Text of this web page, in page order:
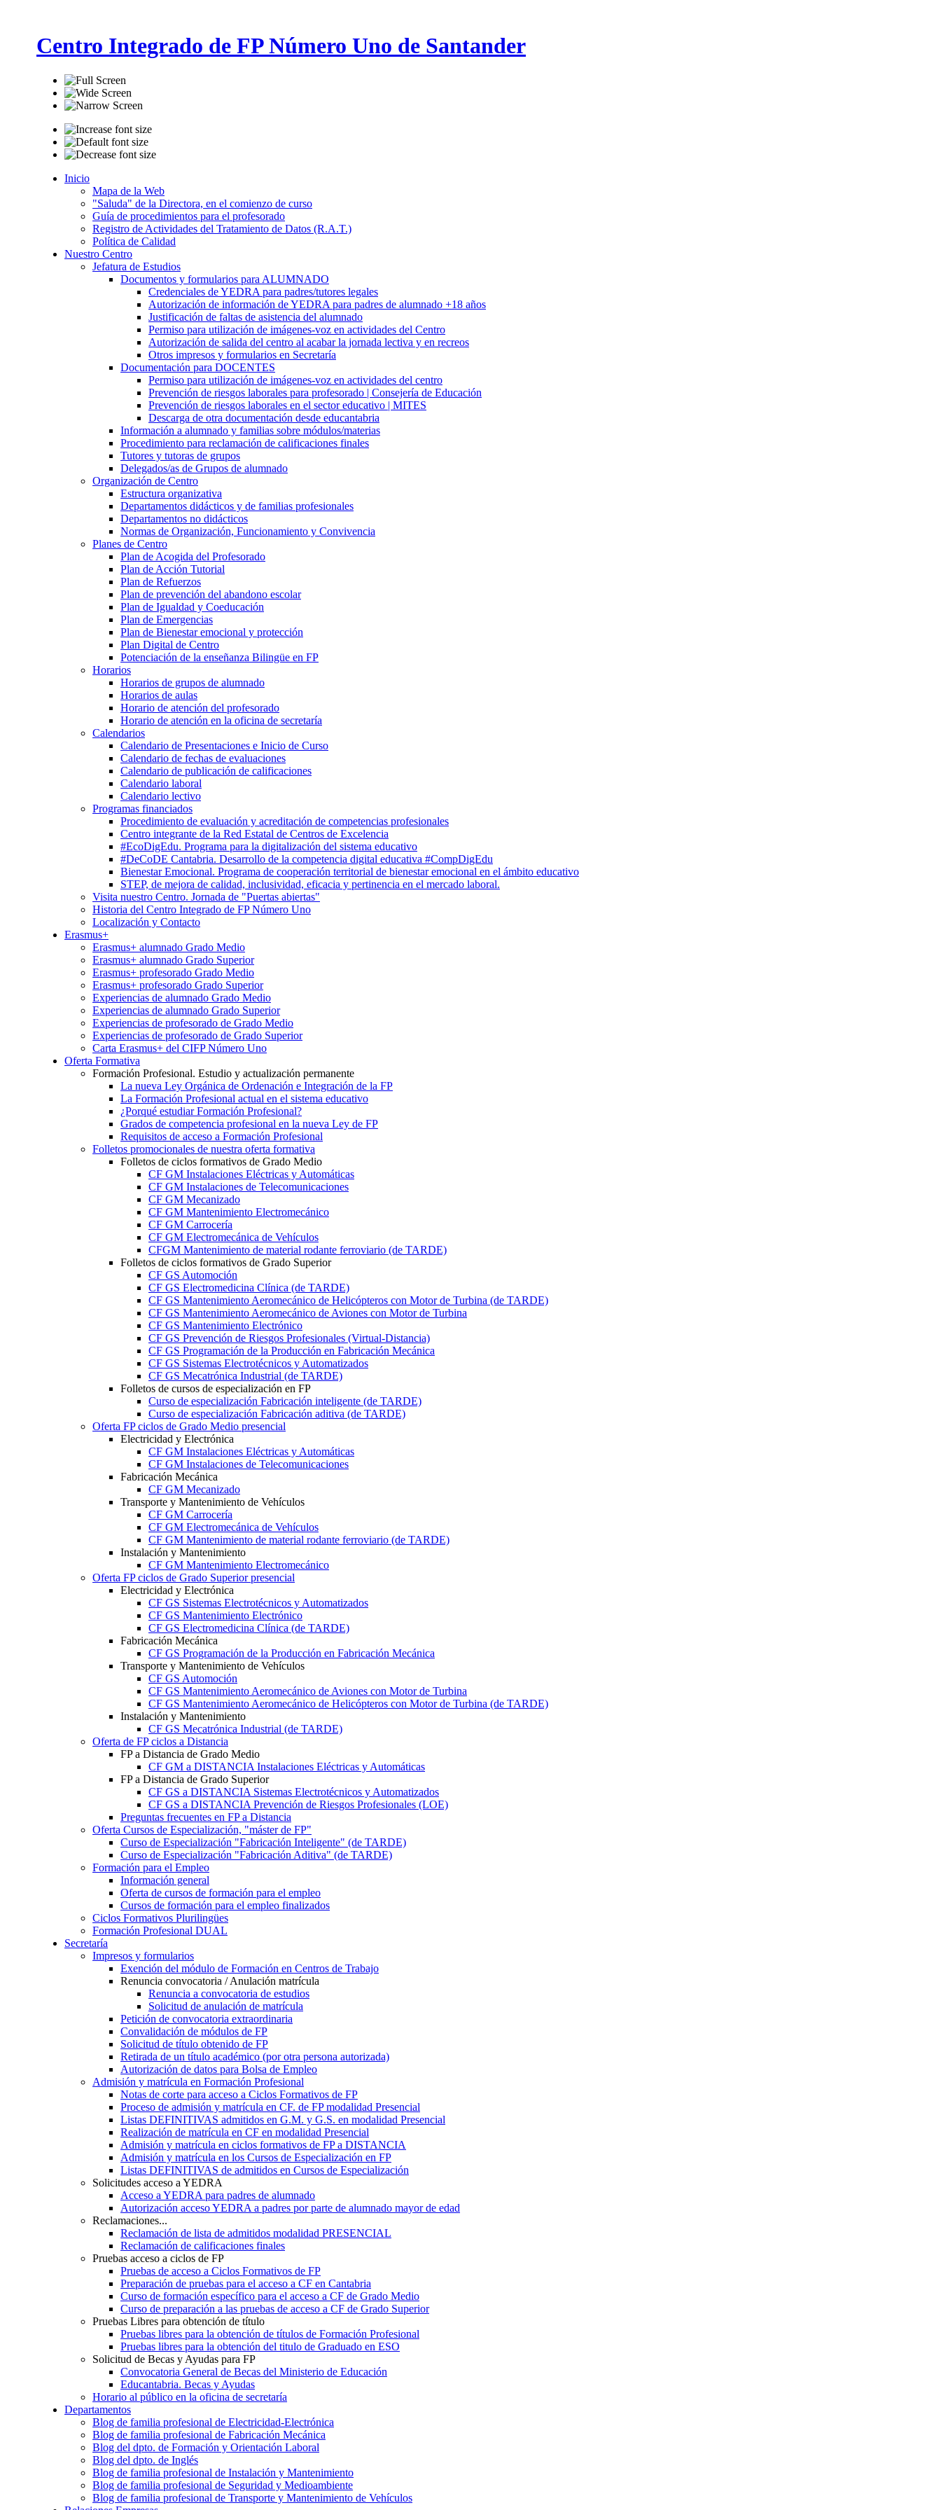
Centro Integrado de FP Número Uno de Santander
Inicio
Mapa de la Web
"Saluda" de la Directora, en el comienzo de curso
Guía de procedimientos para el profesorado
Registro de Actividades del Tratamiento de Datos (R.A.T.)
Política de Calidad
Nuestro Centro
Jefatura de Estudios
Documentos y formularios para ALUMNADO
Credenciales de YEDRA para padres/tutores legales
Autorización de información de YEDRA para padres de alumnado +18 años
Justificación de faltas de asistencia del alumnado
Permiso para utilización de imágenes-voz en actividades del Centro
Autorización de salida del centro al acabar la jornada lectiva y en recreos
Otros impresos y formularios en Secretaría
Documentación para DOCENTES
Permiso para utilización de imágenes-voz en actividades del centro
Prevención de riesgos laborales para profesorado | Consejería de Educación
Prevención de riesgos laborales en el sector educativo | MITES
Descarga de otra documentación desde educantabria
Información a alumnado y familias sobre módulos/materias
Procedimiento para reclamación de calificaciones finales
Tutores y tutoras de grupos
Delegados/as de Grupos de alumnado
Organización de Centro
Estructura organizativa
Departamentos didácticos y de familias profesionales
Departamentos no didácticos
Normas de Organización, Funcionamiento y Convivencia
Planes de Centro
Plan de Acogida del Profesorado
Plan de Acción Tutorial
Plan de Refuerzos
Plan de prevención del abandono escolar
Plan de Igualdad y Coeducación
Plan de Emergencias
Plan de Bienestar emocional y protección
Plan Digital de Centro
Potenciación de la enseñanza Bilingüe en FP
Horarios
Horarios de grupos de alumnado
Horarios de aulas
Horario de atención del profesorado
Horario de atención en la oficina de secretaría
Calendarios
Calendario de Presentaciones e Inicio de Curso
Calendario de fechas de evaluaciones
Calendario de publicación de calificaciones
Calendario laboral
Calendario lectivo
Programas financiados
Procedimiento de evaluación y acreditación de competencias profesionales
Centro integrante de la Red Estatal de Centros de Excelencia
#EcoDigEdu. Programa para la digitalización del sistema educativo
#DeCoDE Cantabria. Desarrollo de la competencia digital educativa #CompDigEdu
Bienestar Emocional. Programa de cooperación territorial de bienestar emocional en el ámbito educativo
STEP, de mejora de calidad, inclusividad, eficacia y pertinencia en el mercado laboral.
Visita nuestro Centro. Jornada de "Puertas abiertas"
Historia del Centro Integrado de FP Número Uno
Localización y Contacto
Erasmus+
Erasmus+ alumnado Grado Medio
Erasmus+ alumnado Grado Superior
Erasmus+ profesorado Grado Medio
Erasmus+ profesorado Grado Superior
Experiencias de alumnado Grado Medio
Experiencias de alumnado Grado Superior
Experiencias de profesorado de Grado Medio
Experiencias de profesorado de Grado Superior
Carta Erasmus+ del CIFP Número Uno
Oferta Formativa
Formación Profesional. Estudio y actualización permanente
La nueva Ley Orgánica de Ordenación e Integración de la FP
La Formación Profesional actual en el sistema educativo
¿Porqué estudiar Formación Profesional?
Grados de competencia profesional en la nueva Ley de FP
Requisitos de acceso a Formación Profesional
Folletos promocionales de nuestra oferta formativa
Folletos de ciclos formativos de Grado Medio
CF GM Instalaciones Eléctricas y Automáticas
CF GM Instalaciones de Telecomunicaciones
CF GM Mecanizado
CF GM Mantenimiento Electromecánico
CF GM Carrocería
CF GM Electromecánica de Vehículos
CFGM Mantenimiento de material rodante ferroviario (de TARDE)
Folletos de ciclos formativos de Grado Superior
CF GS Automoción
CF GS Electromedicina Clínica (de TARDE)
CF GS Mantenimiento Aeromecánico de Helicópteros con Motor de Turbina (de TARDE)
CF GS Mantenimiento Aeromecánico de Aviones con Motor de Turbina
CF GS Mantenimiento Electrónico
CF GS Prevención de Riesgos Profesionales (Virtual-Distancia)
CF GS Programación de la Producción en Fabricación Mecánica
CF GS Sistemas Electrotécnicos y Automatizados
CF GS Mecatrónica Industrial (de TARDE)
Folletos de cursos de especialización en FP
Curso de especialización Fabricación inteligente (de TARDE)
Curso de especialización Fabricación aditiva (de TARDE)
Oferta FP ciclos de Grado Medio presencial
Electricidad y Electrónica
CF GM Instalaciones Eléctricas y Automáticas
CF GM Instalaciones de Telecomunicaciones
Fabricación Mecánica
CF GM Mecanizado
Transporte y Mantenimiento de Vehículos
CF GM Carrocería
CF GM Electromecánica de Vehículos
CF GM Mantenimiento de material rodante ferroviario (de TARDE)
Instalación y Mantenimiento
CF GM Mantenimiento Electromecánico
Oferta FP ciclos de Grado Superior presencial
Electricidad y Electrónica
CF GS Sistemas Electrotécnicos y Automatizados
CF GS Mantenimiento Electrónico
CF GS Electromedicina Clínica (de TARDE)
Fabricación Mecánica
CF GS Programación de la Producción en Fabricación Mecánica
Transporte y Mantenimiento de Vehículos
CF GS Automoción
CF GS Mantenimiento Aeromecánico de Aviones con Motor de Turbina
CF GS Mantenimiento Aeromecánico de Helicópteros con Motor de Turbina (de TARDE)
Instalación y Mantenimiento
CF GS Mecatrónica Industrial (de TARDE)
Oferta de FP ciclos a Distancia
FP a Distancia de Grado Medio
CF GM a DISTANCIA Instalaciones Eléctricas y Automáticas
FP a Distancia de Grado Superior
CF GS a DISTANCIA Sistemas Electrotécnicos y Automatizados
CF GS a DISTANCIA Prevención de Riesgos Profesionales (LOE)
Preguntas frecuentes en FP a Distancia
Oferta Cursos de Especialización, "máster de FP"
Curso de Especialización "Fabricación Inteligente" (de TARDE)
Curso de Especialización "Fabricación Aditiva" (de TARDE)
Formación para el Empleo
Información general
Oferta de cursos de formación para el empleo
Cursos de formación para el empleo finalizados
Ciclos Formativos Plurilingües
Formación Profesional DUAL
Secretaría
Impresos y formularios
Exención del módulo de Formación en Centros de Trabajo
Renuncia convocatoria / Anulación matrícula
Renuncia a convocatoria de estudios
Solicitud de anulación de matrícula
Petición de convocatoria extraordinaria
Convalidación de módulos de FP
Solicitud de título obtenido de FP
Retirada de un título académico (por otra persona autorizada)
Autorización de datos para Bolsa de Empleo
Admisión y matrícula en Formación Profesional
Notas de corte para acceso a Ciclos Formativos de FP
Proceso de admisión y matrícula en CF. de FP modalidad Presencial
Listas DEFINITIVAS admitidos en G.M. y G.S. en modalidad Presencial
Realización de matrícula en CF en modalidad Presencial
Admisión y matrícula en ciclos formativos de FP a DISTANCIA
Admisión y matrícula en los Cursos de Especialización en FP
Listas DEFINITIVAS de admitidos en Cursos de Especialización
Solicitudes acceso a YEDRA
Acceso a YEDRA para padres de alumnado
Autorización acceso YEDRA a padres por parte de alumnado mayor de edad
Reclamaciones...
Reclamación de lista de admitidos modalidad PRESENCIAL
Reclamación de calificaciones finales
Pruebas acceso a ciclos de FP
Pruebas de acceso a Ciclos Formativos de FP
Preparación de pruebas para el acceso a CF en Cantabria
Curso de formación específico para el acceso a CF de Grado Medio
Curso de preparación a las pruebas de acceso a CF de Grado Superior
Pruebas Libres para obtención de título
Pruebas libres para la obtención de títulos de Formación Profesional
Pruebas libres para la obtención del titulo de Graduado en ESO
Solicitud de Becas y Ayudas para FP
Convocatoria General de Becas del Ministerio de Educación
Educantabria. Becas y Ayudas
Horario al público en la oficina de secretaría
Departamentos
Blog de familia profesional de Electricidad-Electrónica
Blog de familia profesional de Fabricación Mecánica
Blog del dpto. de Formación y Orientación Laboral
Blog del dpto. de Inglés
Blog de familia profesional de Instalación y Mantenimiento
Blog de familia profesional de Seguridad y Medioambiente
Blog de familia profesional de Transporte y Mantenimiento de Vehículos